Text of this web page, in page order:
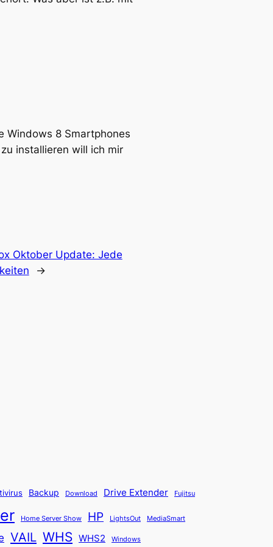
Windows 8 Smartphones
installieren will ich mir
Oktober Update: Jede
→
Backup Download Drive Extender Fujitsu
Home Server Show HP LightsOut MediaSmart
VAIL WHS WHS2 Windows